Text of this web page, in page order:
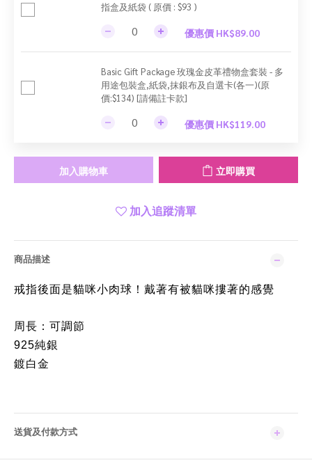
指盒及紙袋 ( 原價 : $93 )
優惠價 HK$89.00
Basic Gift Package 玫瑰金皮革禮物盒套裝 - 多
用途包裝盒,紙袋,抹銀布及自選卡(各一)(原
價:$134) [請備註卡款]
優惠價 HK$119.00
加入購物車 立即購買
加入追蹤清單
商品描述
戒指後面是貓咪小肉球！戴著有被貓咪摟著的感覺
周長：可調節
925純銀
鍍白金
送貨及付款方式